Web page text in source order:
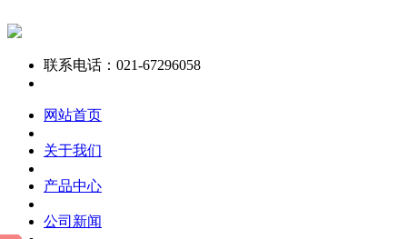
联系电话：021-67296058
网站首页
关于我们
产品中心
公司新闻